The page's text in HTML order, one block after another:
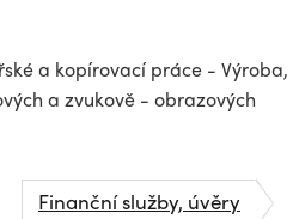
a kopírovací práce - Výroba,
a zvukově - obrazových
Finanční služby, úvěry